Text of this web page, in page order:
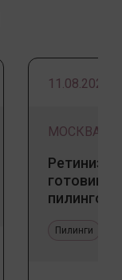
11.08.2026
МОСКВА
готовим
пилингов
Пилинги